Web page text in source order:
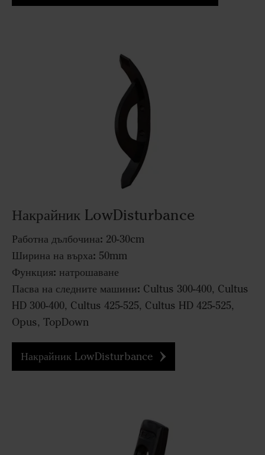
Накрайник LowDisturbance
Работна дълбочина: 20-30cm
Ширина на върха: 50mm
Функция: натрошаване
Пасва на следните машини: Cultus 300-400, Cultus
HD 300-400, Cultus 425-525, Cultus HD 425-525,
Opus, TopDown
Накрайник LowDisturbance